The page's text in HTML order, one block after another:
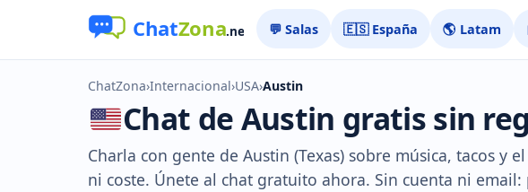
💬 Salas 🇪🇸 España 🌎 Latam
ChatZona›Internacional›USA›Austin
Chat de Austin gratis sin
Charla con gente de Austin (Texas) sobre música, tacos y
ni coste. Únete al chat gratuito ahora. Sin cuenta ni